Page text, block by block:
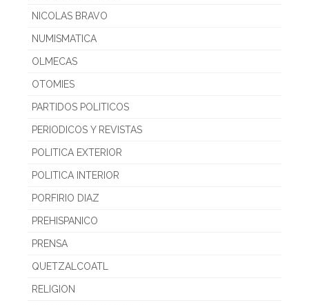
NICOLAS BRAVO
NUMISMATICA
OLMECAS
OTOMIES
PARTIDOS POLITICOS
PERIODICOS Y REVISTAS
POLITICA EXTERIOR
POLITICA INTERIOR
PORFIRIO DIAZ
PREHISPANICO
PRENSA
QUETZALCOATL
RELIGION